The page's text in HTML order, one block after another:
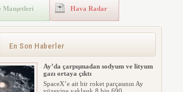
Manşetleri Hava Radar
En Son Haberler
Ay’da çarpışmadan sodyum ve lityum
gazı ortaya çıktı
SpaceX’e ait bir roket parçasının Ay